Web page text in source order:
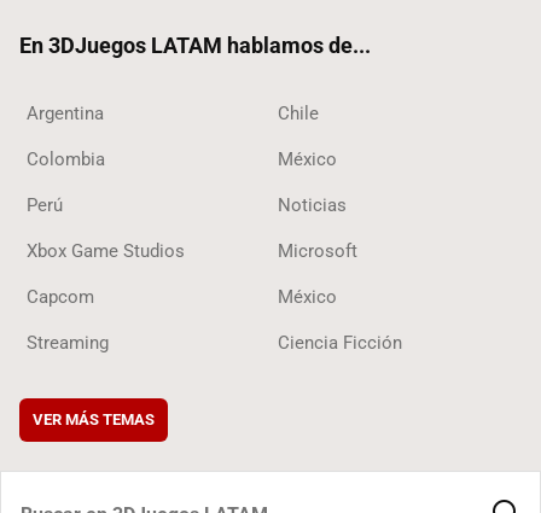
En 3DJuegos LATAM hablamos de...
Argentina Chile
Colombia México
Perú Noticias
Xbox Game Studios Microsoft
Capcom México
Streaming Ciencia Ficción
VER MÁS TEMAS